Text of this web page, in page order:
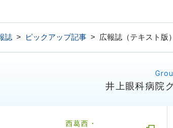
誌 > ピックアップ記事 > 広報誌（テキスト版）
井上眼科病院
西葛西・